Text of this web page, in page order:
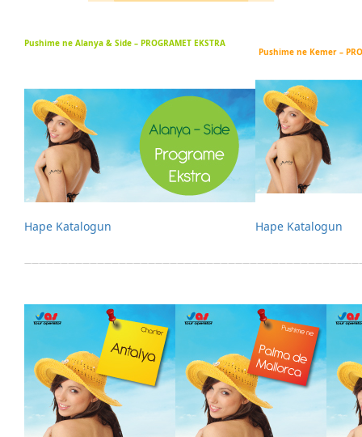
Pushime ne Alanya & Side – PROGRAMET EKSTRA
Pushime ne Kemer –
Hape Katalogun Hape Katalogun